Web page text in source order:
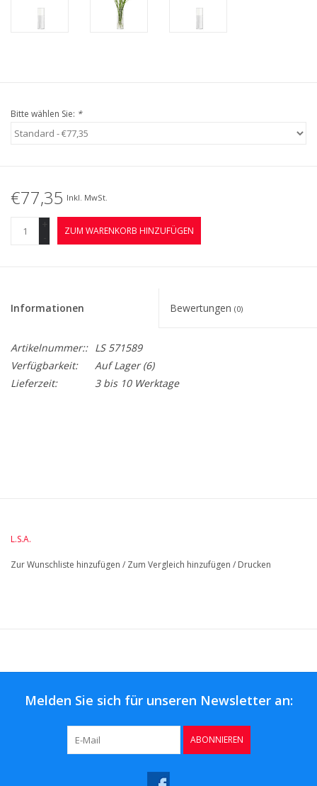
Bitte wählen Sie: *
€77,35 Inkl. MwSt.
+
-
ZUM WARENKORB HINZUFÜGEN
Informationen Bewertungen (0)
Artikelnummer:: LS 571589
Verfügbarkeit:
Auf Lager(6)
Lieferzeit:
3 bis 10 Werktage
L.S.A.
Zur Wunschliste hinzufügen / Zum Vergleich hinzufügen / Drucken
Melden Sie sich für unseren Newsletter an:
ABONNIEREN